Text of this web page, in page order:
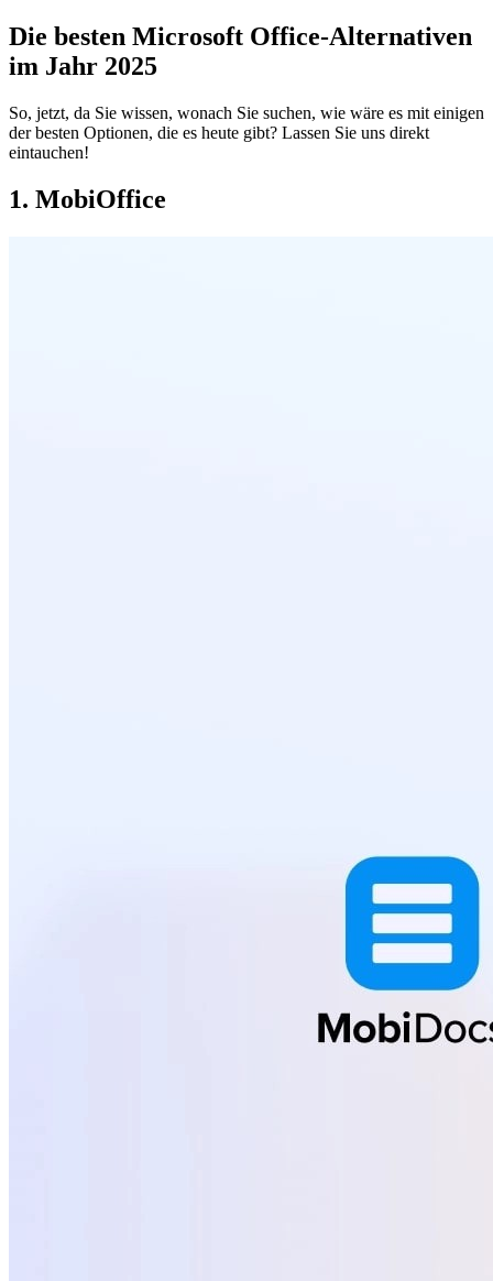
Die besten Microsoft Office-Alternativen
im Jahr 2025
So, jetzt, da Sie wissen, wonach Sie suchen, wie wäre es mit einigen
der besten Optionen, die es heute gibt? Lassen Sie uns direkt
eintauchen!
1. MobiOffice